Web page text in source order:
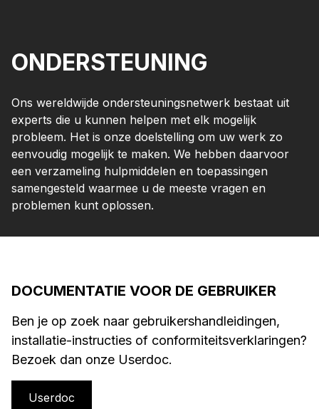
ONDERSTEUNING
Ons wereldwijde ondersteuningsnetwerk bestaat uit
experts die u kunnen helpen met elk mogelijk
probleem. Het is onze doelstelling om uw werk zo
eenvoudig mogelijk te maken. We hebben daarvoor
een verzameling hulpmiddelen en toepassingen
samengesteld waarmee u de meeste vragen en
problemen kunt oplossen.
DOCUMENTATIE VOOR DE GEBRUIKER
Ben je op zoek naar gebruikershandleidingen,
installatie-instructies of conformiteitsverklaringen?
Bezoek dan onze Userdoc.
Userdoc